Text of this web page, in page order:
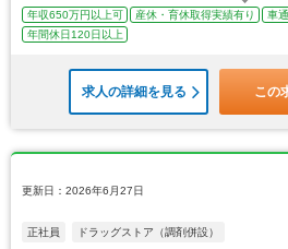
年収650万円以上可 産休・育休取得実績有り 車
年間休日120日以上
求人の詳細を見る この
更新日：2026年6月27日
正社員 ドラッグストア（調剤併設）